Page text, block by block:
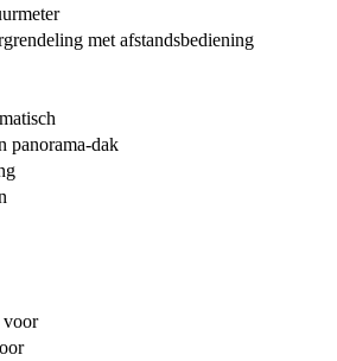
met afstandsbediening
panorama-dak
voor